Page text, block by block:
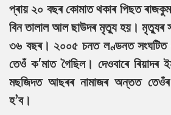
প্ৰায় ২০ বছৰ কোমাত থকাৰ পিছত
বিন তালাল আল ছাউদৰ মৃত্যু হয়।
৩৬ বছৰ। ২০০৫ চনত লণ্ডনত সংঘটিত
তেওঁ ক'মাত গৈছিল। দেওবাৰে ৰিয়াদৰ
মছজিদত আছৰৰ নামাজৰ অন্তত
হ’ব।